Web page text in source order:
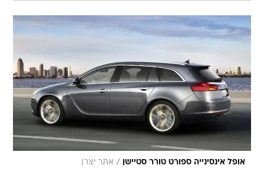
אופל אינסינייה ספורט טורר סטיישן / אתר יצרן